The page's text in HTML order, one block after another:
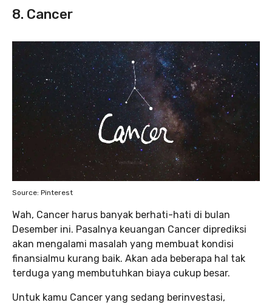
8. Cancer
Source: Pinterest
Wah, Cancer harus banyak berhati-hati di bulan
Desember ini. Pasalnya keuangan Cancer diprediksi
akan mengalami masalah yang membuat kondisi
finansialmu kurang baik. Akan ada beberapa hal tak
terduga yang membutuhkan biaya cukup besar.
Untuk kamu Cancer yang sedang berinvestasi,